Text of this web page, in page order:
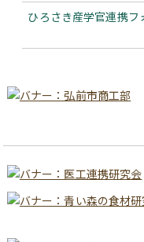
ひろさき産学官連携